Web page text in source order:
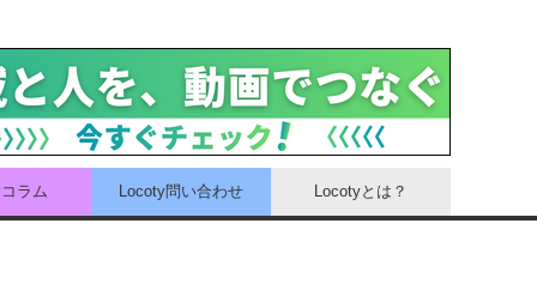
ラム Locoty問い合わせ Locotyとは？